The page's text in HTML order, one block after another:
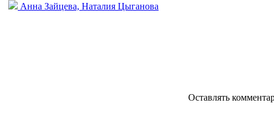
Анна Зайцева, Наталия Цыганова
Оставлять